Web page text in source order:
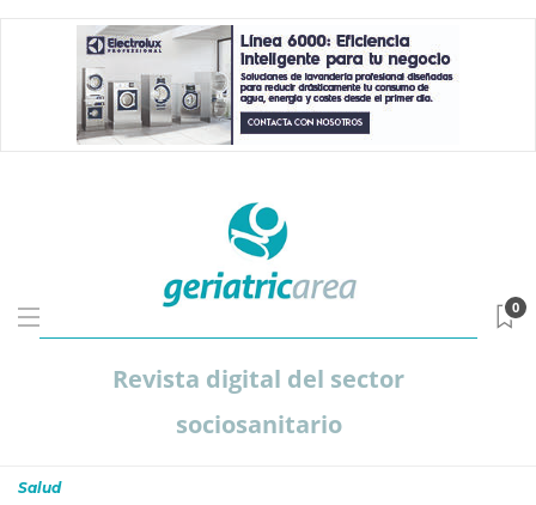
Revista digital del sector
sociosanitario
0
Salud